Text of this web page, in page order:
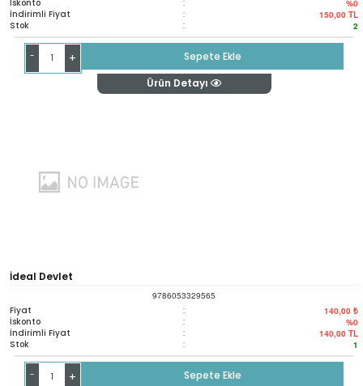
İskonto : %0
İndirimli Fiyat : 150,00 TL
Stok : 2
- +
Sepete Ekle
Ürün Detayı
İdeal Devlet
9786053329565
Fiyat : 140,00 ₺
İskonto : %0
İndirimli Fiyat : 140,00 TL
Stok : 1
- +
Sepete Ekle